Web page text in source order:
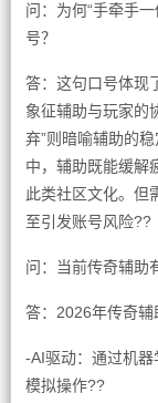
问：为何“手牵手
号？
答：这句口号体现
象征辅助与玩家的
弃”则暗喻辅助的
中，辅助既能缓解
此类社区文化。但
至引发账号风险??
问：当前传奇辅助
答：2026年传奇
-AI驱动：通过机
模拟操作??